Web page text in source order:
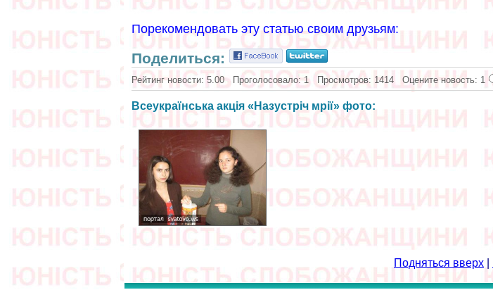
Порекомендовать эту статью своим друзьям:
Поделиться:
Рейтинг новости: 5.00 Проголосовало: 1 Просмотров: 1414 Оцените новость: 1
Всеукраїнська акція «Назустріч мрії» фото:
Подняться вверх